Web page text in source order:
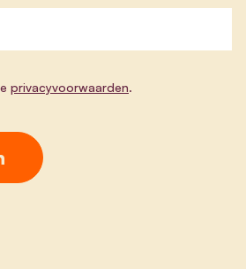
privacyvoorwaarden.